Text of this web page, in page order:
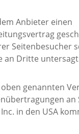
Anbieter einen
Seitenbesucher
an Dritte
genannten
an
in den USA